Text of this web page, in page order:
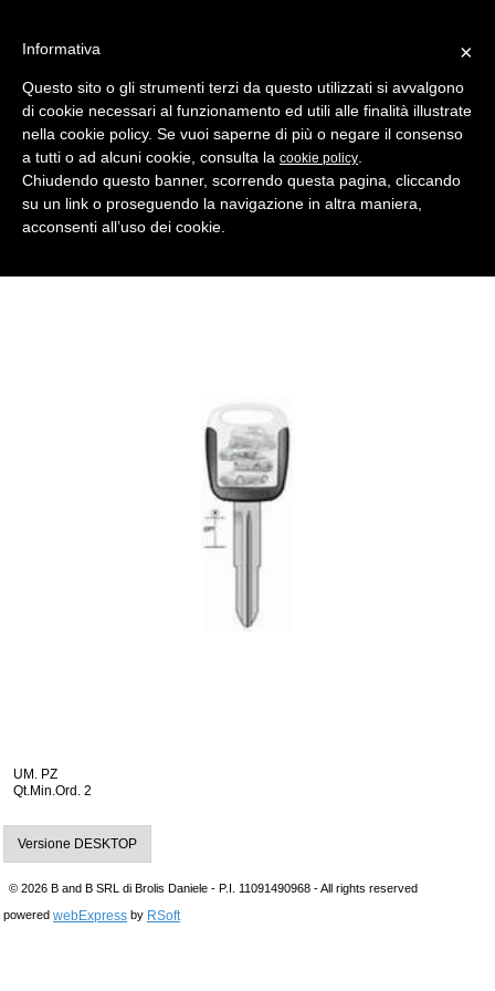
Indietro
CHIAVI AUTO > INSERTI PER TESTE ELETTRON. HORSE SHOE
horse shoe dai1su nero
UM. PZ
Qt.Min.Ord. 2
Versione DESKTOP
© 2026 B and B SRL di Brolis Daniele - P.I. 11091490968 - All rights reserved
powered webExpress by RSoft
×
Informativa
Questo sito o gli strumenti terzi da questo utilizzati si avvalgono
di cookie necessari al funzionamento ed utili alle finalità illustrate
nella cookie policy. Se vuoi saperne di più o negare il consenso
a tutti o ad alcuni cookie, consulta la cookie policy
Chiudendo questo banner, scorrendo questa pagina, cliccando
su un link o proseguendo la navigazione in altra maniera,
acconsenti all’uso dei cookie.